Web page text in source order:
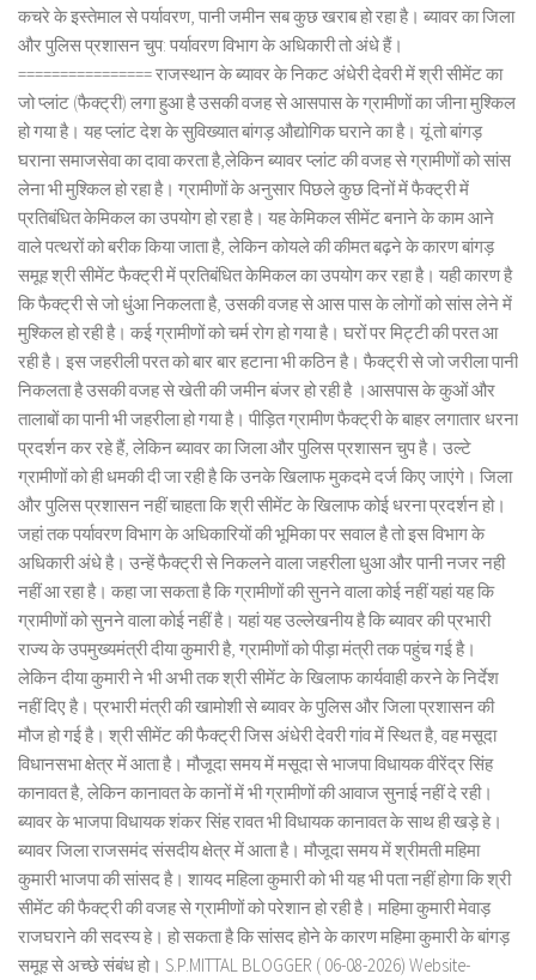
कचरे के इस्तेमाल से पर्यावरण, पानी जमीन सब कुछ खराब हो रहा है। ब्यावर का जिला
और पुलिस प्रशासन चुप: पर्यावरण विभाग के अधिकारी तो अंधे हैं।
================ राजस्थान के ब्यावर के निकट अंधेरी देवरी में श्री सीमेंट का
जो प्लांट (फैक्ट्री) लगा हुआ है उसकी वजह से आसपास के ग्रामीणों का जीना मुश्किल
हो गया है। यह प्लांट देश के सुविख्यात बांगड़ औद्योगिक घराने का है। यूं तो बांगड़
घराना समाजसेवा का दावा करता है,लेकिन ब्यावर प्लांट की वजह से ग्रामीणों को सांस
लेना भी मुश्किल हो रहा है। ग्रामीणों के अनुसार पिछले कुछ दिनों में फैक्ट्री में
प्रतिबंधित केमिकल का उपयोग हो रहा है। यह केमिकल सीमेंट बनाने के काम आने
वाले पत्थरों को बरीक किया जाता है, लेकिन कोयले की कीमत बढ़ने के कारण बांगड़
समूह श्री सीमेंट फैक्ट्री में प्रतिबंधित केमिकल का उपयोग कर रहा है। यही कारण है
कि फैक्ट्री से जो धुंआ निकलता है, उसकी वजह से आस पास के लोगों को सांस लेने में
मुश्किल हो रही है। कई ग्रामीणों को चर्म रोग हो गया है। घरों पर मिट्टी की परत आ
रही है। इस जहरीली परत को बार बार हटाना भी कठिन है। फैक्ट्री से जो जरीला पानी
निकलता है उसकी वजह से खेती की जमीन बंजर हो रही है ।आसपास के कुओं और
तालाबों का पानी भी जहरीला हो गया है। पीड़ित ग्रामीण फैक्ट्री के बाहर लगातार धरना
प्रदर्शन कर रहे हैं, लेकिन ब्यावर का जिला और पुलिस प्रशासन चुप है। उल्टे
ग्रामीणों को ही धमकी दी जा रही है कि उनके खिलाफ मुकदमे दर्ज किए जाएंगे। जिला
और पुलिस प्रशासन नहीं चाहता कि श्री सीमेंट के खिलाफ कोई धरना प्रदर्शन हो।
जहां तक पर्यावरण विभाग के अधिकारियों की भूमिका पर सवाल है तो इस विभाग के
अधिकारी अंधे है। उन्हें फैक्ट्री से निकलने वाला जहरीला धुआ और पानी नजर नही
नहीं आ रहा है। कहा जा सकता है कि ग्रामीणों की सुनने वाला कोई नहीं यहां यह कि
ग्रामीणों को सुनने वाला कोई नहीं है। यहां यह उल्लेखनीय है कि ब्यावर की प्रभारी
राज्य के उपमुख्यमंत्री दीया कुमारी है, ग्रामीणों को पीड़ा मंत्री तक पहुंच गई है।
लेकिन दीया कुमारी ने भी अभी तक श्री सीमेंट के खिलाफ कार्यवाही करने के निर्देश
नहीं दिए है। प्रभारी मंत्री की खामोशी से ब्यावर के पुलिस और जिला प्रशासन की
मौज हो गई है। श्री सीमेंट की फैक्ट्री जिस अंधेरी देवरी गांव में स्थित है, वह मसूदा
विधानसभा क्षेत्र में आता है। मौजूदा समय में मसूदा से भाजपा विधायक वीरेंद्र सिंह
कानावत है, लेकिन कानावत के कानों में भी ग्रामीणों की आवाज सुनाई नहीं दे रही।
ब्यावर के भाजपा विधायक शंकर सिंह रावत भी विधायक कानावत के साथ ही खड़े हे।
ब्यावर जिला राजसमंद संसदीय क्षेत्र में आता है। मौजूदा समय में श्रीमती महिमा
कुमारी भाजपा की सांसद है। शायद महिला कुमारी को भी यह भी पता नहीं होगा कि श्री
सीमेंट की फैक्ट्री की वजह से ग्रामीणों को परेशान हो रही है। महिमा कुमारी मेवाड़
राजघराने की सदस्य हे। हो सकता है कि सांसद होने के कारण महिमा कुमारी के बांगड़
समूह से अच्छे संबंध हो। S.P.MITTAL BLOGGER ( 06-08-2026) Website-